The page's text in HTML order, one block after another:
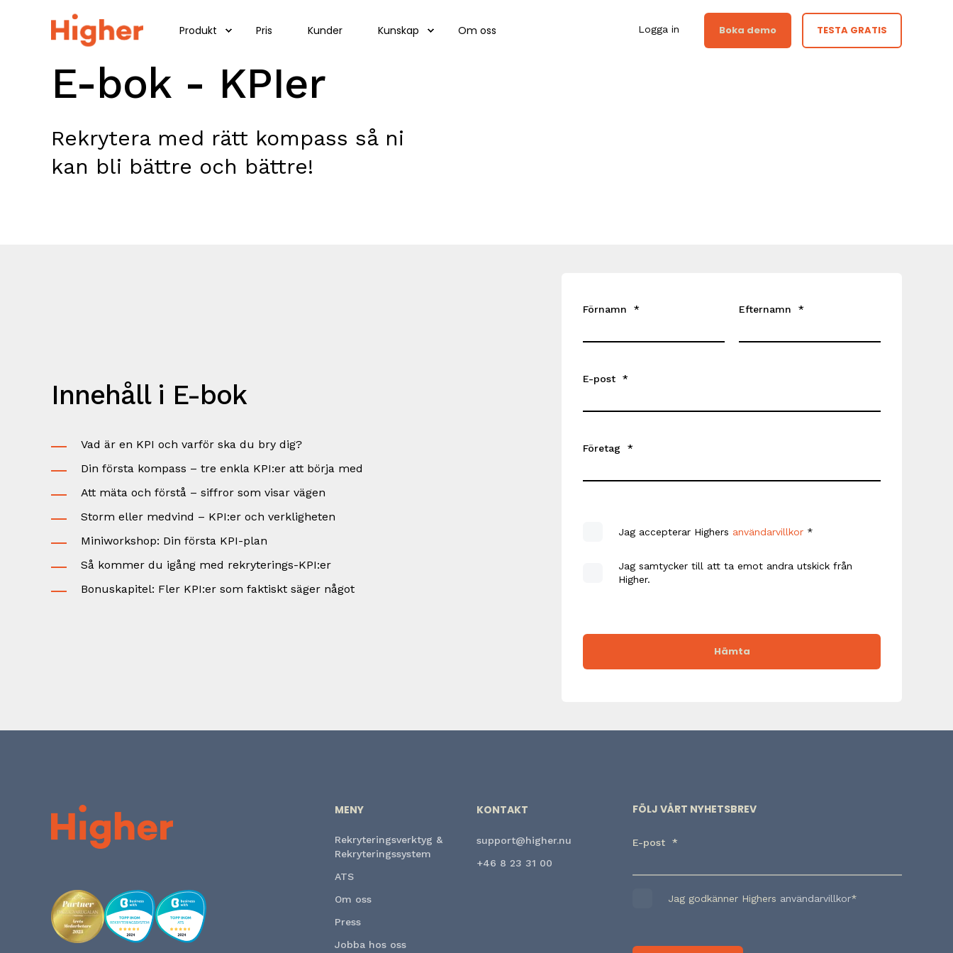
Produkt Pris Kunder Kunskap Om oss Logga in Boka demo TESTA GRATIS
E-bok - KPIer
Rekrytera med rätt kompass så ni
kan bli bättre och bättre!
Innehåll i E-bok
Vad är en KPI och varför ska du bry dig?
Din första kompass – tre enkla KPI:er att börja med
Att mäta och förstå – siffror som visar vägen
Storm eller medvind – KPI:er och verkligheten
Miniworkshop: Din första KPI-plan
Så kommer du igång med rekryterings-KPI:er
Bonuskapitel: Fler KPI:er som faktiskt säger något
Förnamn * Efternamn *
E-post *
Företag *
Jag accepterar Highers användarvillkor *
Jag samtycker till att ta emot andra utskick från
Higher.
MENY
Rekryteringsverktyg &
Rekryteringssystem
ATS
Om oss
Press
Jobba hos oss
KONTAKT
support@higher.nu
+46 8 23 31 00
FÖLJ VÅRT NYHETSBREV
E-post *
Jag godkänner Highers användarvillkor*